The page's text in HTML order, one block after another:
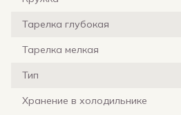
Тарелка глубокая
Тарелка мелкая
Тип
Хранение в холодильнике